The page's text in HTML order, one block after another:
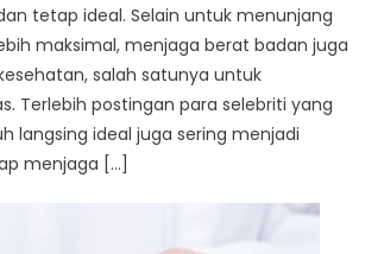
tetap ideal. Selain untuk menunjang
maksimal, menjaga berat badan juga
salah satunya untuk
Terlebih postingan para selebriti yang
langsing ideal juga sering menjadi
menjaga […]